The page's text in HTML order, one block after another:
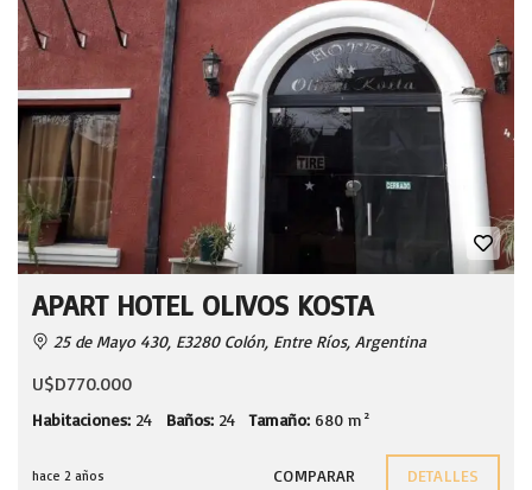
APART HOTEL OLIVOS KOSTA
25 de Mayo 430, E3280 Colón, Entre Ríos, Argentina
U$D770.000
Habitaciones: 24 Baños: 24 Tamaño: 680 m²
hace 2 años COMPARAR DETALLES